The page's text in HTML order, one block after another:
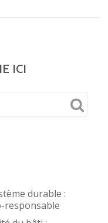
ICI
durable :
responsable